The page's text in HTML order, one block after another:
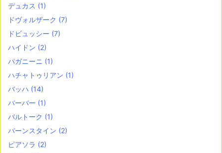
デュカス (1)
ドヴォルザーク (7)
ドビュッシー (7)
ハイドン (2)
パガニーニ (1)
ハチャトゥリアン (1)
バッハ (14)
バーバー (1)
バルトーク (1)
バーンスタイン (2)
ピアソラ (2)